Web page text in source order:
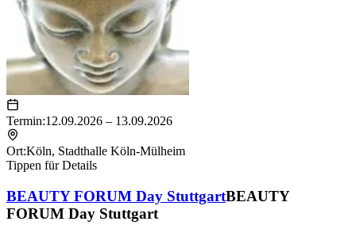
Termin:12.09.2026 – 13.09.2026
Ort:Köln, Stadthalle Köln-Mülheim
Tippen für Details
BEAUTY FORUM Day StuttgartBEAUTY
FORUM Day Stuttgart